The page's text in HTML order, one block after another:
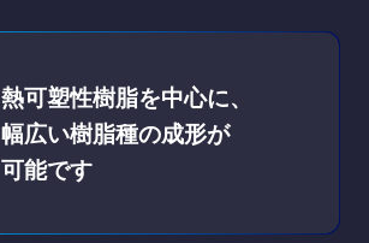
熱可塑性樹脂を中心に、
幅広い樹脂種の成形が
可能です